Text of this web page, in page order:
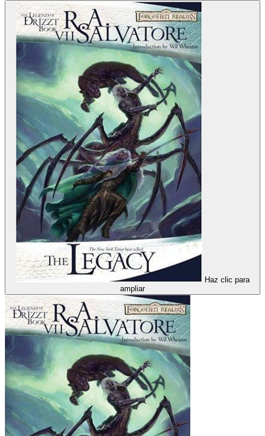
Haz clic para
ampliar